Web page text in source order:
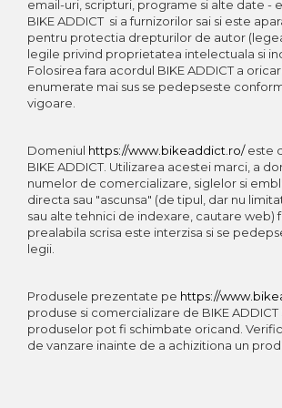
email-uri, scripturi, programe si alte date -
BIKE ADDICT si a furnizorilor sai si este
pentru protectia drepturilor de autor (legea
legile privind proprietatea intelectuala si
Folosirea fara acordul BIKE ADDICT a
enumerate mai sus se pedepseste
vigoare.
Domeniul https://www.bikeaddict.ro/este
BIKE ADDICT. Utilizarea acestei marci, a
numelor de comercializare, siglelor si
directa sau "ascunsa" (de tipul, dar nu
sau alte tehnici de indexare, cautare web)
prealabila scrisa este interzisa si se
legii.
Produsele prezentate pe https://
produse si comercializare de BIKE ADDICT
produselor pot fi schimbate oricand.
de vanzare inainte de a achizitiona un